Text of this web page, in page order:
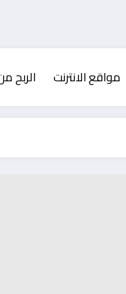
مواقع الانترنت الربح